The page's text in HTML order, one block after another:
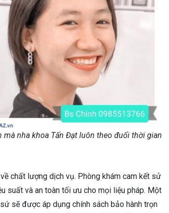
nha khoa Tấn Đạt luôn theo đuổi thời gian
chất lượng dịch vụ. Phòng khám cam kết sử
suất và an toàn tối ưu cho mọi liệu pháp. Một
sẽ được áp dụng chính sách bảo hành trọn